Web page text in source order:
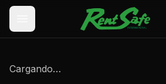
Saltar al contenido
Cargando…